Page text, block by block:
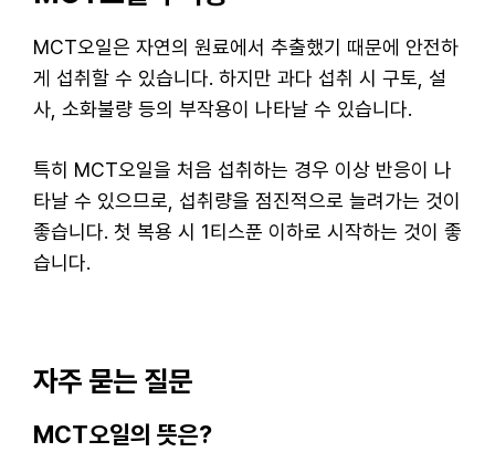
MCT오일은 자연의 원료에서 추출했기 때문에 안전하
게 섭취할 수 있습니다. 하지만 과다 섭취 시 구토, 설
사, 소화불량 등의 부작용이 나타날 수 있습니다.
특히 MCT오일을 처음 섭취하는 경우 이상 반응이 나
타날 수 있으므로, 섭취량을 점진적으로 늘려가는 것이
좋습니다. 첫 복용 시 1티스푼 이하로 시작하는 것이 좋
습니다.
자주 묻는 질문
MCT오일의 뜻은?